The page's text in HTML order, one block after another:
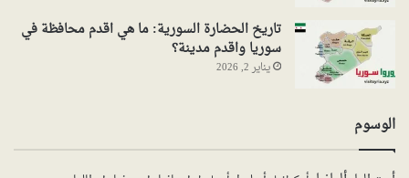
تاريخ الحضارة السورية: ما هي اقدم محافظة في
سوريا واقدم مدينة؟
يناير 2, 2026
الوسوم